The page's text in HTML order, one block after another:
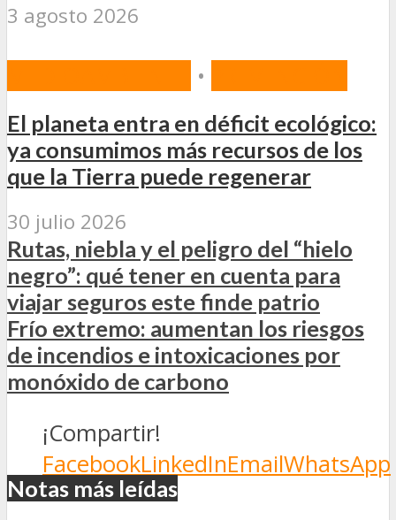
3 agosto 2026
•
El planeta entra en déficit ecológico:
ya consumimos más recursos de los
que la Tierra puede regenerar
30 julio 2026
Rutas, niebla y el peligro del “hielo
negro”: qué tener en cuenta para
viajar seguros este finde patrio
Frío extremo: aumentan los riesgos
de incendios e intoxicaciones por
monóxido de carbono
¡Compartir!
FacebookLinkedInEmailWhatsApp
Notas más leídas